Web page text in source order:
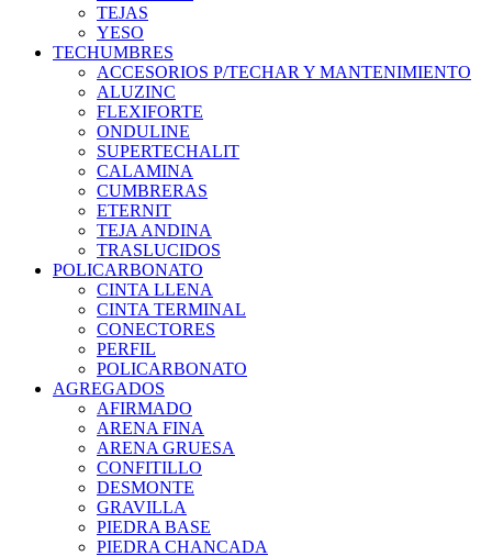
TEJAS
YESO
TECHUMBRES
ACCESORIOS P/TECHAR Y MANTENIMIENTO
ALUZINC
FLEXIFORTE
ONDULINE
SUPERTECHALIT
CALAMINA
CUMBRERAS
ETERNIT
TEJA ANDINA
TRASLUCIDOS
POLICARBONATO
CINTA LLENA
CINTA TERMINAL
CONECTORES
PERFIL
POLICARBONATO
AGREGADOS
AFIRMADO
ARENA FINA
ARENA GRUESA
CONFITILLO
DESMONTE
GRAVILLA
PIEDRA BASE
PIEDRA CHANCADA